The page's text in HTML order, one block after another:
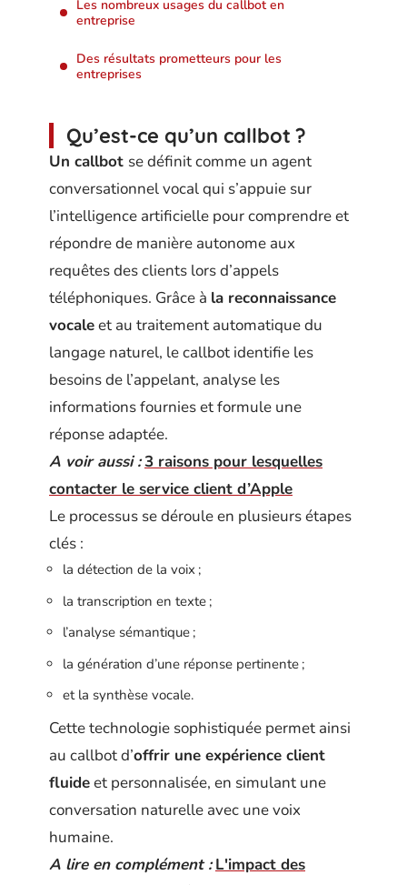
Les nombreux usages du callbot en
entreprise
Des résultats prometteurs pour les
entreprises
Qu’est-ce qu’un callbot ?
Un callbot se définit comme un agent
conversationnel vocal qui s’appuie sur
l’intelligence artificielle pour comprendre et
répondre de manière autonome aux
requêtes des clients lors d’appels
téléphoniques. Grâce à la reconnaissance
vocaleet au traitement automatique du
langage naturel, le callbot identifie les
besoins de l’appelant, analyse les
informations fournies et formule une
réponse adaptée.
A voir aussi :3 raisons pour lesquelles
contacter le service client d’Apple
Le processus se déroule en plusieurs étapes
clés :
la détection de la voix ;
la transcription en texte ;
l’analyse sémantique ;
la génération d’une réponse pertinente ;
et la synthèse vocale.
Cette technologie sophistiquée permet ainsi
au callbot d’offrir une expérience client
fluideet personnalisée, en simulant une
conversation naturelle avec une voix
humaine.
A lire en complément : L'impact des